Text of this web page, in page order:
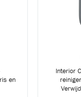
en
Interior
VIA ONZE
vakgerelateerde tips,